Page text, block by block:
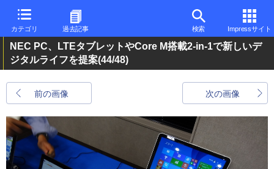
カテゴリ 過去記事 検索 Impressサイト
NEC PC、LTEタブレットやCore M搭載2-in-1で新しいデ
ジタルライフを提案(44/48)
前の画像 次の画像